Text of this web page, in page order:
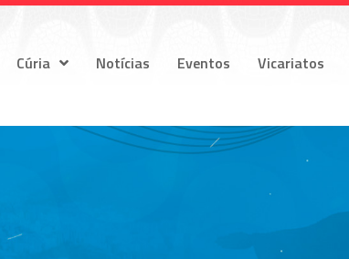
Cúria Notícias Eventos Vicariatos